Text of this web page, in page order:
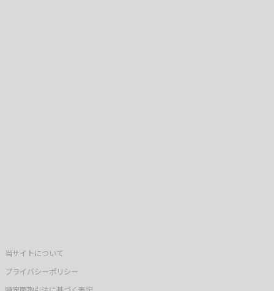
当サイトについて
プライバシーポリシー